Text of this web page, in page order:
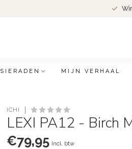
SIERADEN MIJN VERHAAL
ICHI
LEXI PA12 - Birch
€79,95 Incl. btw